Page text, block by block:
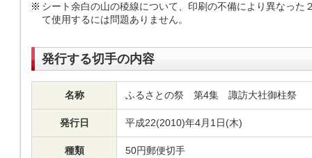
シート余白の山の稜線について、印刷の不備により異なった
て使用するには問題ありません。
発行する切手の内容
名称 ふるさとの祭 第4集 諏訪大社御柱祭
発行日 平成22(2010)年4月1日(木)
種類 50円郵便切手